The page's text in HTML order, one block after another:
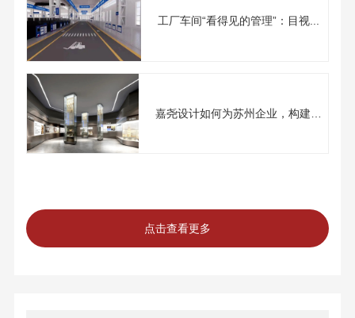
工厂车间“看得见的管理”：目视...
嘉尧设计如何为苏州企业，构建
点击查看更多